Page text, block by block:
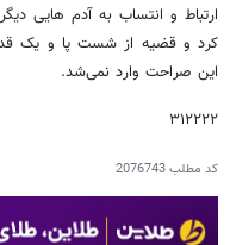
ارتباط و انتساب به آدم هایی
کرد و قضیه از شست پا و یک قدم
این صراحت وارد نمی‌شد.
۳۱۲۲۲۲
کد مطلب2076743